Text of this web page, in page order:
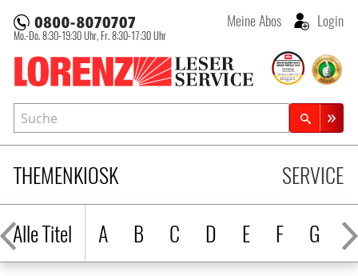
Lorenz Leserservice
Mo.-Do. 8:30-19:30 Uhr, Fr. 8:30-17:30 Uhr
Meine Abos Login
THEMENKIOSK
Alle Titel
A B C D E F G H
SERVICE
Suche
Zeitschriftensuche